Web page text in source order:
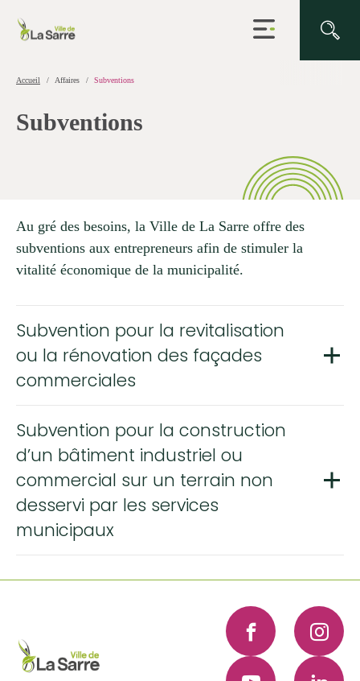
Ouvrir
la
Accueil Affaires Subventions
Subventions
Au gré des besoins, la Ville de La Sarre offre des
subventions aux entrepreneurs afin de stimuler la
vitalité économique de la municipalité.
Subvention pour la revitalisation
ou la rénovation des façades
commerciales
Subvention pour la construction
d’un bâtiment industriel ou
commercial sur un terrain non
desservi par les services
municipaux
Facebook
YouTube